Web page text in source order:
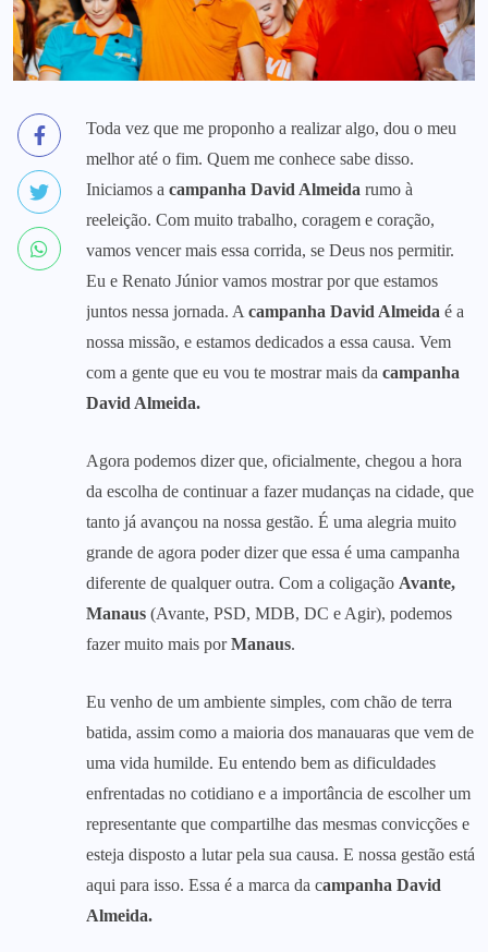
Toda vez que me proponho a realizar algo, dou o meu
melhor até o fim. Quem me conhece sabe disso.
Iniciamos a campanha David Almeida rumo à
reeleição. Com muito trabalho, coragem e coração,
vamos vencer mais essa corrida, se Deus nos permitir.
Eu e Renato Júnior vamos mostrar por que estamos
juntos nessa jornada. A campanha David Almeida é a
nossa missão, e estamos dedicados a essa causa. Vem
com a gente que eu vou te mostrar mais da campanha
David Almeida.
Agora podemos dizer que, oficialmente, chegou a hora
da escolha de continuar a fazer mudanças na cidade, que
tanto já avançou na nossa gestão. É uma alegria muito
grande de agora poder dizer que essa é uma campanha
diferente de qualquer outra. Com a coligação Avante,
Manaus (Avante, PSD, MDB, DC e Agir), podemos
fazer muito mais porManaus.
Eu venho de um ambiente simples, com chão de terra
batida, assim como a maioria dos manauaras que vem de
uma vida humilde. Eu entendo bem as dificuldades
enfrentadas no cotidiano e a importância de escolher um
representante que compartilhe das mesmas convicções e
esteja disposto a lutar pela sua causa. E nossa gestão está
aqui para isso. Essa é a marca da campanha David
Almeida.